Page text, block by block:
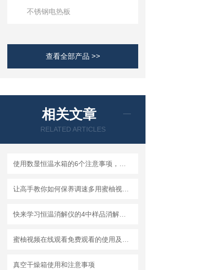
不锈钢电热板
查看全部产品 >>
相关文章
RELATED ARTICLES
真空干燥箱使用和注意事项